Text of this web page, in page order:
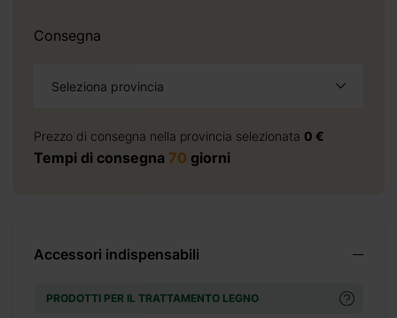
Consegna
Seleziona provincia
Prezzo di consegna nella provincia selezionata 0 €
Tempi di consegna 70 giorni
Accessori indispensabili
PRODOTTI PER IL TRATTAMENTO LEGNO